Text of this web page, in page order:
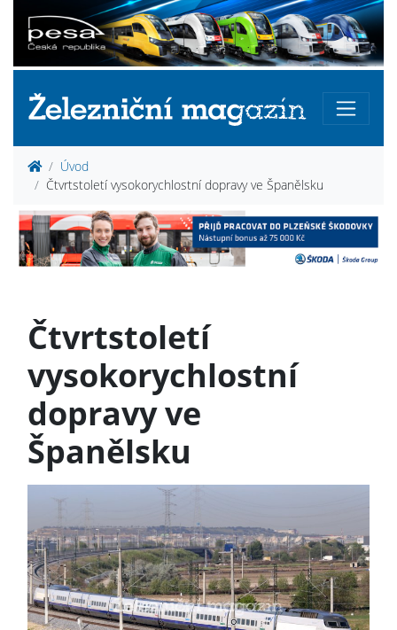
Úvod
Čtvrtstoletí vysokorychlostní dopravy ve Španělsku
Čtvrtstoletí
vysokorychlostní
dopravy ve
Španělsku